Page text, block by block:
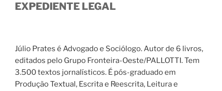
EXPEDIENTE LEGAL
Júlio Prates é Advogado e Sociólogo. Autor de 6 livros,
editados pelo Grupo Fronteira-Oeste/PALLOTTI. Tem
3.500 textos jornalísticos. É pós-graduado em
Produção Textual, Escrita e Reescrita, Leitura e